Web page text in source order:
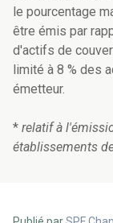
le pourcentage
être émis par
d'actifs de
limité à 8 % des
émetteur.
* relatif à
établissements